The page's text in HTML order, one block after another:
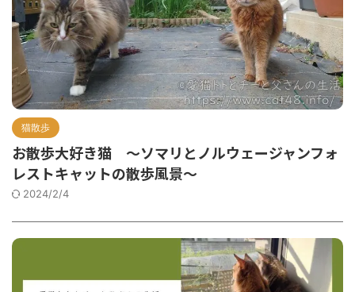
猫散歩
お散歩大好き猫 ～ソマリとノルウェージャンフォ
レストキャットの散歩風景～
2024/2/4